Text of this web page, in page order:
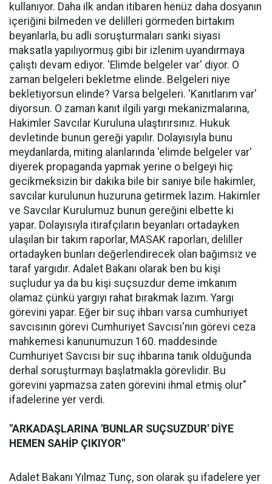
kullanıyor. Daha ilk andan itibaren henüz daha dosyanın
içeriğini bilmeden ve delilleri görmeden birtakım
beyanlarla, bu adli soruşturmaları sanki siyasi
maksatla yapılıyormuş gibi bir izlenim uyandırmaya
çalıştı devam ediyor. 'Elimde belgeler var' diyor. O
zaman belgeleri bekletme elinde. Belgeleri niye
bekletiyorsun elinde? Varsa belgeleri. 'Kanıtlarım var'
diyorsun. O zaman kanıt ilgili yargı mekanizmalarına,
Hakimler Savcılar Kuruluna ulaştırırsınız. Hukuk
devletinde bunun gereği yapılır. Dolayısıyla bunu
meydanlarda, miting alanlarında 'elimde belgeler var'
diyerek propaganda yapmak yerine o belgeyi hiç
gecikmeksizin bir dakika bile bir saniye bile hakimler,
savcılar kurulunun huzuruna getirmek lazım. Hakimler
ve Savcılar Kurulumuz bunun gereğini elbette ki
yapar. Dolayısıyla itirafçıların beyanları ortadayken
ulaşılan bir takım raporlar, MASAK raporları, deliller
ortadayken bunları değerlendirecek olan bağımsız ve
taraf yargıdır. Adalet Bakanı olarak ben bu kişi
suçludur ya da bu kişi suçsuzdur deme imkanım
olamaz çünkü yargıyı rahat bırakmak lazım. Yargı
görevini yapar. Eğer bir suç ihbarı varsa cumhuriyet
savcısının görevi Cumhuriyet Savcısı'nın görevi ceza
mahkemesi kanunumuzun 160. maddesinde
Cumhuriyet Savcısı bir suç ihbarına tanık olduğunda
derhal soruşturmayı başlatmakla görevlidir. Bu
görevini yapmazsa zaten görevini ihmal etmiş olur"
ifadelerine yer verdi.
"ARKADAŞLARINA 'BUNLAR SUÇSUZDUR' DİYE
HEMEN SAHİP ÇIKIYOR"
Adalet Bakanı Yılmaz Tunç, son olarak şu ifadelere yer